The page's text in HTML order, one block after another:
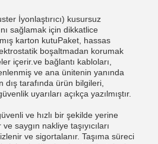
İyonlaştırıcı) kusursuz
sağlamak için dikkatlice
karton kutuPaket, hassas
boşaltmadan korumak
içerir.ve bağlantı kabloları,
ve ana ünitenin yanında
dış tarafında ürün bilgileri,
uyarıları açıkça yazılmıştır.
ve hızlı bir şekilde yerine
saygın nakliye taşıyıcıları
ve sigortalanır. Taşıma süreci